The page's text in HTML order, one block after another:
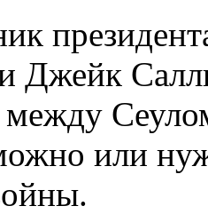
Джейк
между
или